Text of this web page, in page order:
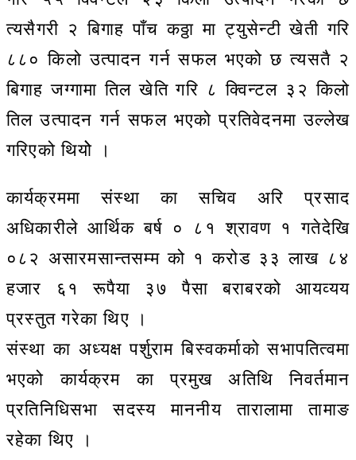
त्यसैगरी २ बिगाह पाँच कठ्ठा मा ट्युसेन्टी खेती गरि
८८० किलो उत्पादन गर्न सफल भएको छ त्यसतै २
बिगाह जग्गामा तिल खेति गरि ८ क्विन्टल ३२ किलो
तिल उत्पादन गर्न सफल भएको प्रतिवेदनमा उल्लेख
गरिएको थियोे ।
कार्यक्रममा संस्था का सचिव अरि प्रसाद
अधिकारीले आर्थिक बर्ष ० ८१ श्रावण १ गतेदेखि
०८२ असारमसान्तसम्म को १ करोड ३३ लाख ८४
हजार ६१ रूपैया ३७ पैसा बराबरको आयव्यय
प्रस्तुत गरेका थिए ।
संस्था का अध्यक्ष पर्शुराम बिस्वकर्माको सभापतित्वमा
भएको कार्यक्रम का प्रमुख अतिथि निवर्तमान
प्रतिनिधिसभा सदस्य माननीय तारालामा तामाङ
रहेका थिए ।